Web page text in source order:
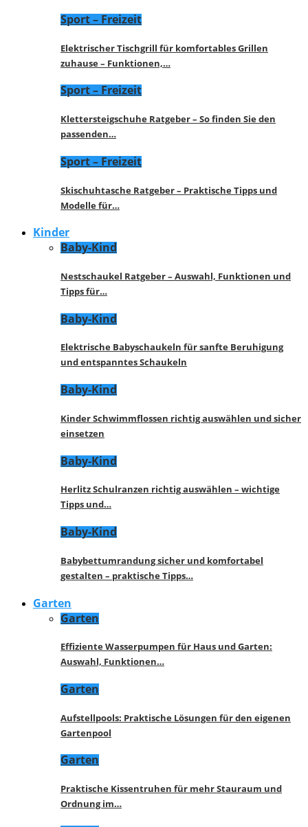
Sport – Freizeit
Elektrischer Tischgrill für komfortables Grillen
zuhause – Funktionen,…
Sport – Freizeit
Klettersteigschuhe Ratgeber – So finden Sie den
passenden…
Sport – Freizeit
Skischuhtasche Ratgeber – Praktische Tipps und
Modelle für…
Kinder
Baby-Kind
Nestschaukel Ratgeber – Auswahl, Funktionen und
Tipps für…
Baby-Kind
Elektrische Babyschaukeln für sanfte Beruhigung
und entspanntes Schaukeln
Baby-Kind
Kinder Schwimmflossen richtig auswählen und sicher
einsetzen
Baby-Kind
Herlitz Schulranzen richtig auswählen – wichtige
Tipps und…
Baby-Kind
Babybettumrandung sicher und komfortabel
gestalten – praktische Tipps…
Garten
Garten
Effiziente Wasserpumpen für Haus und Garten:
Auswahl, Funktionen…
Garten
Aufstellpools: Praktische Lösungen für den eigenen
Gartenpool
Garten
Praktische Kissentruhen für mehr Stauraum und
Ordnung im…